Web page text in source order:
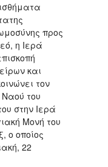
προς
η Ιερά
και
τον
του
στην Ιερά
Μονή του
ο οποίος
22